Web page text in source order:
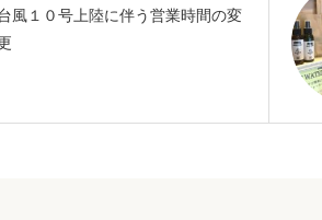
風１０号上陸に伴う営業時間の変